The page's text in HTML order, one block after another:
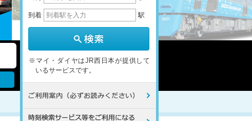
到着 駅
※マイ・ダイヤはJR西日本が提供して
いるサービスです。